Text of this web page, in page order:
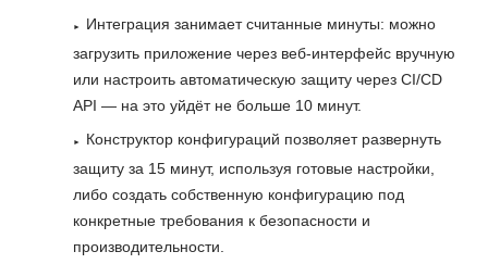
Интеграция занимает считанные минуты: можно
загрузить приложение через веб-интерфейс вручную
или настроить автоматическую защиту через CI/CD
API — на это уйдёт не больше 10 минут.
Конструктор конфигураций позволяет развернуть
защиту за 15 минут, используя готовые настройки,
либо создать собственную конфигурацию под
конкретные требования к безопасности и
производительности.